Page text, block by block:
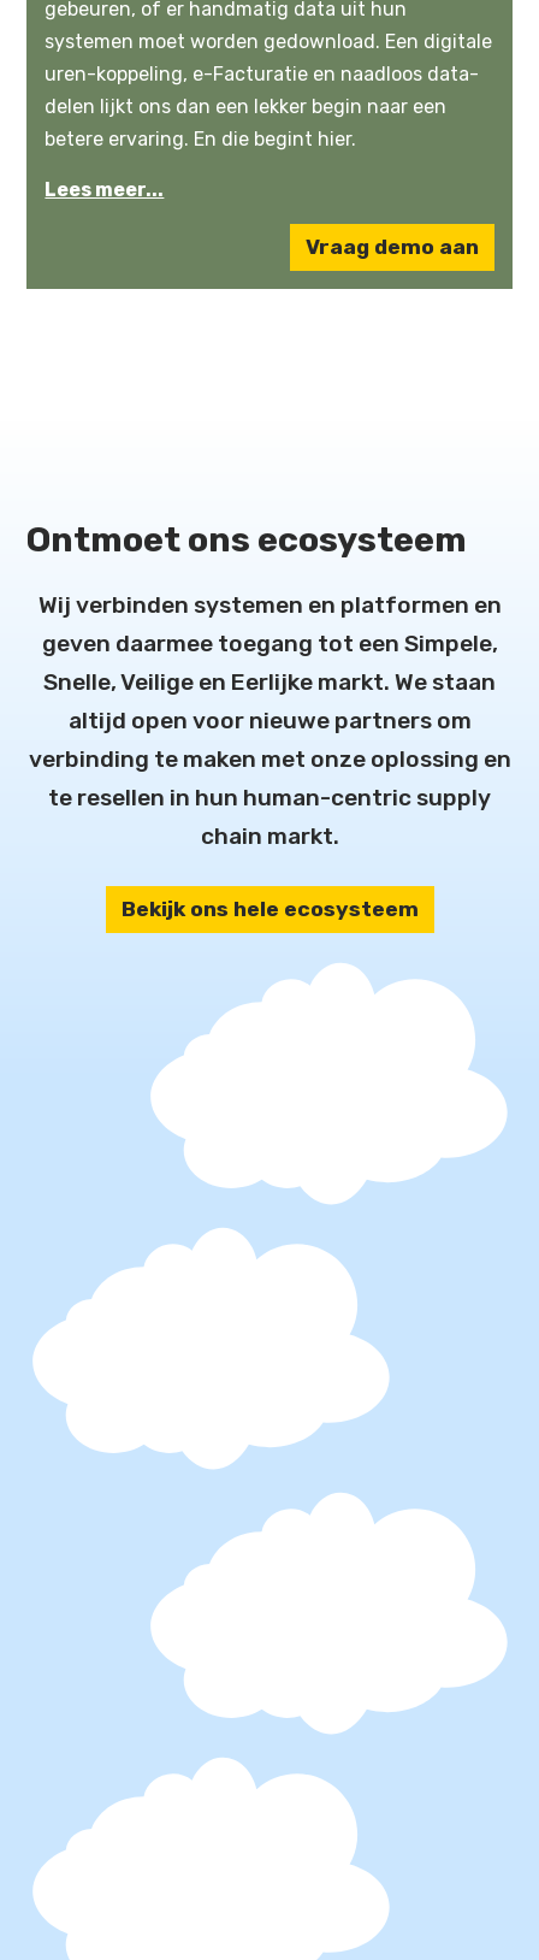
gebeuren, of er handmatig data uit hun
systemen moet worden gedownload. Een digitale
uren-koppeling, e-Facturatie en naadloos data-
delen lijkt ons dan een lekker begin naar een
betere ervaring. En die begint hier.
Lees meer...
Vraag demo aan
Ontmoet ons ecosysteem
Wij verbinden systemen en platformen en
geven daarmee toegang tot een Simpele,
Snelle, Veilige en Eerlijke markt. We staan
altijd open voor nieuwe partners om
verbinding te maken met onze oplossing en
te resellen in hun human-centric supply
chain markt.
Bekijk ons hele ecosysteem